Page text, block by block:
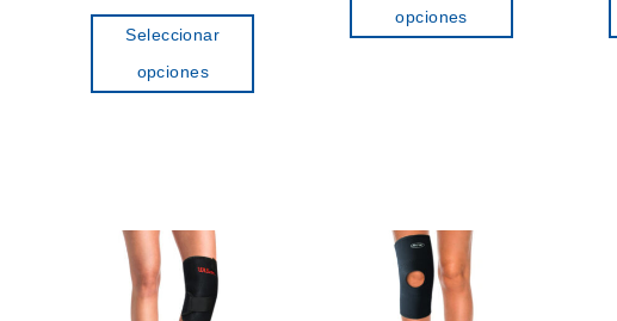
Seleccionar
opciones
variantes.
Las
opciones
opciones
opciones
se